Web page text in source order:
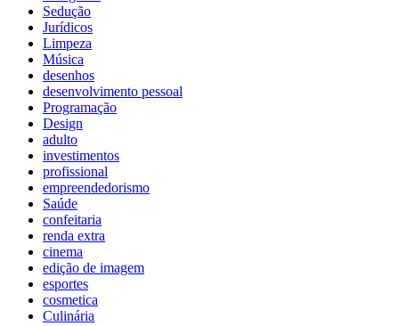
Sedução
Jurídicos
Limpeza
Música
desenhos
desenvolvimento pessoal
Programação
Design
adulto
investimentos
profissional
empreendedorismo
Saúde
confeitaria
renda extra
cinema
edição de imagem
esportes
cosmetica
Culinária